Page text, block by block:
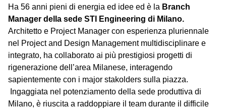
Ha 56 anni pieni di energia ed idee ed è la Branch
Manager della sede STI Engineering di Milano.
Architetto e Project Manager con esperienza pluriennale
nel Project and Design Management multidisciplinare e
integrato, ha collaborato ai più prestigiosi progetti di
rigenerazione dell’area Milanese, interagendo
sapientemente con i major stakolders sulla piazza.
Ingaggiata nel potenziamento della sede produttiva di
Milano, è riuscita a raddoppiare il team durante il difficile